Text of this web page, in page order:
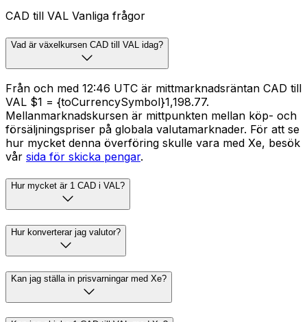
CAD till VAL Vanliga frågor
Vad är växelkursen CAD till VAL idag?
Från och med 12:46 UTC är mittmarknadsräntan CAD till
VAL $1 = {toCurrencySymbol}1,198.77.
Mellanmarknadskursen är mittpunkten mellan köp- och
försäljningspriser på globala valutamarknader. För att se
hur mycket denna överföring skulle vara med Xe, besök
vår sida för skicka pengar.
Hur mycket är 1 CAD i VAL?
Hur konverterar jag valutor?
Kan jag ställa in prisvarningar med Xe?